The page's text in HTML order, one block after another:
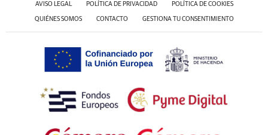
AVISO LEGAL POLÍTICA DE PRIVACIDAD POLÍTICA DE COOKIES
QUIÉNES SOMOS CONTACTO GESTIONA TU CONSENTIMIENTO